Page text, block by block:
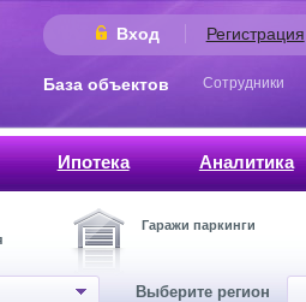
Вход Регистрация
База объектов Сотрудники
Ипотека Аналитика
Гаражи паркинги
Выберите регион